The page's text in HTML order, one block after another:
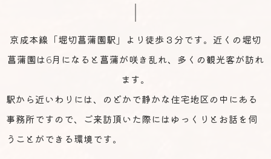
京成本線「堀切菖蒲園駅」より徒歩３分です。近くの堀切
菖蒲園は6月になると菖蒲が咲き乱れ、多くの観光客が訪れ
ます。
駅から近いわりには、のどかで静かな住宅地区の中にある
事務所ですので、ご来訪頂いた際にはゆっくりとお話を伺
うことができる環境です。